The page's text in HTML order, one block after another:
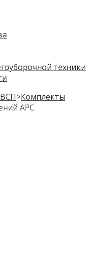
техники
>Комплекты
АРС